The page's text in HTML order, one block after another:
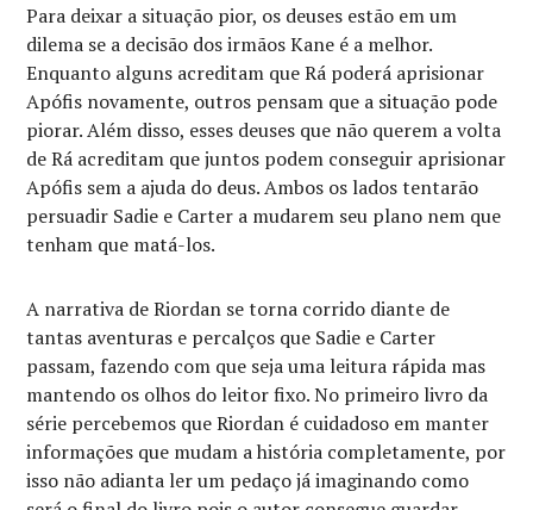
Para deixar a situação pior, os deuses estão em um
dilema se a decisão dos irmãos Kane é a melhor.
Enquanto alguns acreditam que Rá poderá aprisionar
Apófis novamente, outros pensam que a situação pode
piorar. Além disso, esses deuses que não querem a volta
de Rá acreditam que juntos podem conseguir aprisionar
Apófis sem a ajuda do deus. Ambos os lados tentarão
persuadir Sadie e Carter a mudarem seu plano nem que
tenham que matá-los.
A narrativa de Riordan se torna corrido diante de
tantas aventuras e percalços que Sadie e Carter
passam, fazendo com que seja uma leitura rápida mas
mantendo os olhos do leitor fixo. No primeiro livro da
série percebemos que Riordan é cuidadoso em manter
informações que mudam a história completamente, por
isso não adianta ler um pedaço já imaginando como